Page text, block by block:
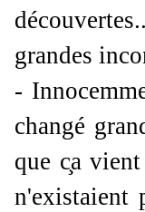
grandes
-
changé
que ca
n'existaient